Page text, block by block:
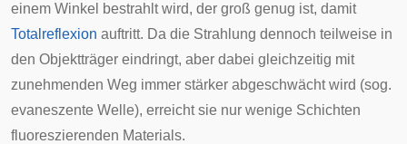
einem Winkel bestrahlt wird, der groß genug ist, damit
Totalreflexion auftritt. Da die Strahlung dennoch teilweise in
den Objektträger eindringt, aber dabei gleichzeitig mit
zunehmenden Weg immer stärker abgeschwächt wird (sog.
evaneszente Welle), erreicht sie nur wenige Schichten
fluoreszierenden Materials.